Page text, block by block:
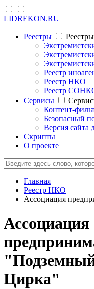
LIDREKON.RU
Реестры
Реестры
Реестр
Реестр НКО
Реестр
Cервисы
Контент-
Безопасный
Версия сайта
Скрипты
О проекте
Главная
Реестр НКО
Ассоциация
Ассоциация
"Подземный
Цирка"